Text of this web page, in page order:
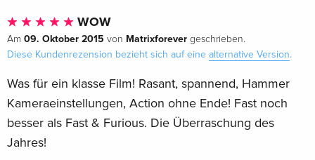
WOW
Am 09. Oktober 2015 von Matrixforever geschrieben.
Diese Kundenrezension bezieht sich auf eine alternative Version.
Was für ein klasse Film! Rasant, spannend, Hammer
Kameraeinstellungen, Action ohne Ende! Fast noch
besser als Fast & Furious. Die Überraschung des
Jahres!